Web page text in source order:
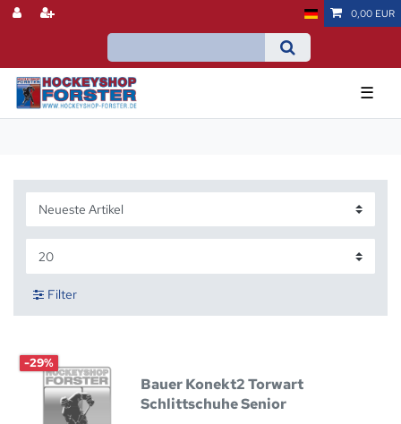
0,00 EUR
☰
Filter
-29%
Bauer Konekt2 Torwart
Schlittschuhe Senior